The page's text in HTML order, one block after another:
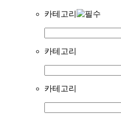
카테고리
카테고리
카테고리